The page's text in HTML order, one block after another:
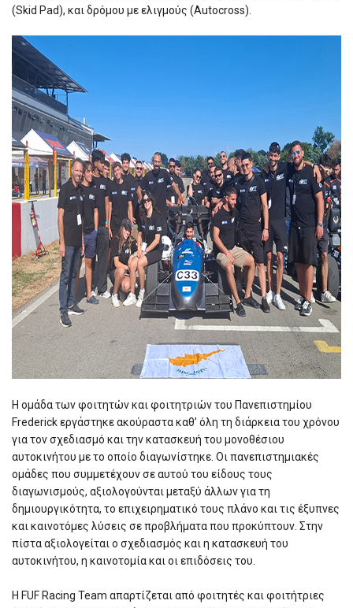
(Skid Pad), και δρόμου με ελιγμούς (Autocross).
Η ομάδα των φοιτητών και φοιτητριών του Πανεπιστημίου
Frederick εργάστηκε ακούραστα καθ’ όλη τη διάρκεια του χρόνου
για τον σχεδιασμό και την κατασκευή του μονοθέσιου
αυτοκινήτου με το οποίο διαγωνίστηκε. Οι πανεπιστημιακές
ομάδες που συμμετέχουν σε αυτού του είδους τους
διαγωνισμούς, αξιολογούνται μεταξύ άλλων για τη
δημιουργικότητα, το επιχειρηματικό τους πλάνο και τις έξυπνες
και καινοτόμες λύσεις σε προβλήματα που προκύπτουν. Στην
πίστα αξιολογείται ο σχεδιασμός και η κατασκευή του
αυτοκινήτου, η καινοτομία και οι επιδόσεις του.
Η FUF Racing Team απαρτίζεται από φοιτητές και φοιτήτριες